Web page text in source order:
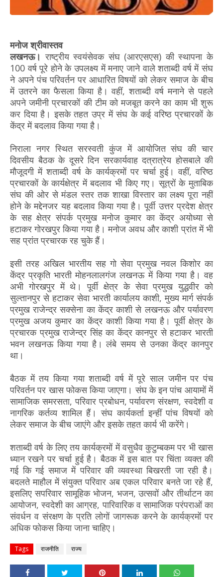
मनोज श्रीवास्तव
लखनऊ। राष्ट्रीय स्वयंसेवक संघ (आरएसएस) की स्थापना के
100 वर्ष पूरे होने के उपलक्ष्य में मनाए जाने वाले शताब्दी वर्ष में संघ
ने अपने पंच परिवर्तन पर आधारित विषयों को लेकर समाज के बीच
में उतरने का फैसला किया है। वहीं, शताब्दी वर्ष मनाने से पहले
अपने जमीनी प्रचारकों की टीम को मजबूत करने का काम भी शुरू
कर दिया है। इसके तहत उप्र में संघ के कई वरिष्ठ प्रचारकों के
केंद्र में बदलाव किया गया है।
निराला नगर स्थित सरस्वती कुंज में आयोजित संघ की चार
दिवसीय बैठक के दूसरे दिन सरकार्यवाह दत्रात्रेय होसबाले की
मौजूदगी में शताब्दी वर्ष के कार्यक्रमों पर चर्चा हुई। वहीं, वरिष्ठ
प्रचारकों के कार्यक्षेत्र में बदलाव भी किए गए। सूत्रों के मुताबिक
संघ की ओर से मंडल स्तर तक शाखा विस्तार का लक्ष्य पूरा नहीं
होने के मद्देनजर यह बदलाव किया गया है। पूर्वी उत्तर प्रदेश क्षेत्र
के सह क्षेत्र संपर्क प्रमुख मनोज कुमार का केंद्र अयोध्या से
हटाकर गोरखपुर किया गया है। मनोज अवध और काशी प्रांत में भी
सह प्रांत प्रचारक रह चुके हैं।
इसी तरह अखिल भारतीय सह गो सेवा प्रमुख नवल किशोर का
केंद्र प्रकृति भारती मोहनलालगंज लखनऊ में किया गया है। वह
अभी गोरखपुर में थे। पूर्वी क्षेत्र के सेवा प्रमुख युद्धवीर को
सुल्तानपुर से हटाकर सेवा भारती कार्यालय काशी, मुख्य मार्ग संपर्क
प्रमुख राजेन्द्र सक्सेना का केंद्र काशी से लखनऊ और पर्यावरण
प्रमुख अजय कुमार का केंद्र काशी किया गया है। पूर्वी क्षेत्र के
प्रचारक प्रमुख राजेन्द्र सिंह का केंद्र कानपुर से हटाकर भारती
भवन लखनऊ किया गया है। लंबे समय से उनका केंद्र कानपुर
था।
बैठक में तय किया गया शताब्दी वर्ष में पूरे साल जमीन पर पंच
परिवर्तन पर खास फोकस किया जाएगा। संघ के इन पांच आयामों में
सामाजिक समरसता, परिवार प्रबोधन, पर्यावरण संरक्षण, स्वदेशी व
नागरिक कर्तव्य शामिल हैं। संघ कार्यकर्ता इन्हीं पांच विषयों को
लेकर समाज के बीच जाएंगे और इसके तहत कार्य भी करेंगे।
शताब्दी वर्ष के लिए तय कार्यक्रमों में वसुधैव कुटुम्बकम पर भी खास
ध्यान रखने पर चर्चा हुई है। बैठक में इस बात पर चिंता व्यक्त की
गई कि गई समाज में परिवार की व्यवस्था बिखरती जा रही है।
बदलते माहौल में संयुक्त परिवार अब एकल परिवार बनते जा रहे हैं,
इसलिए सपरिवार सामूहिक भोजन, भजन, उत्सवों और तीर्थाटन का
आयोजन, स्वदेशी का आग्रह, पारिवारिक व सामाजिक परंपराओं का
संवर्धन व संरक्षण के प्रति लोगों जागरूक करने के कार्यक्रमों पर
अधिक फोकस किया जाना चाहिए।
Tags राजनीति राज्य